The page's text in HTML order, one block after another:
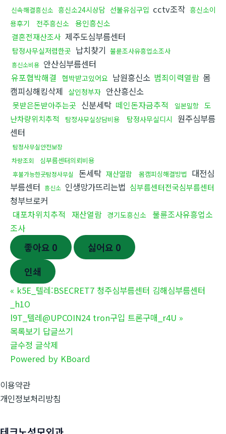
신속해결흥신소 흥신소24시상담 선불유심구입 cctv조작 흥신소이
용후기
전주흥신소 용인흥신소
결혼전재산조사 제주도심부름센터
탐정사무실저렴한곳 납치찾기 불륜조사유흥업소조사
흥신소비용 안산심부름센터
유포협박해결
협박받고있어요 남원흥신소 범죄이력열람 몸
캠피싱해킹삭제 살인청부자 안산흥신소
못받은돈받아주는곳 신분세탁 떼인돈자금추적 일본밀항 도
난차량위치추적
탐정사무실상담비용 탐정사무실디시
원주심부름
센터
탐정사무실안전보장
차량조회
심부름센터의뢰비용
후불가능한곳탐정사무실 돈세탁 재산열람 몸캠피싱해결방법
대전심
부름센터 흥신소 인생망가뜨리는법 심부름센터전국심부름센터
청부브로커
대포차위치추적 재산열람 경기도흥신소
불륜조사유흥업소
조사
좋아요 0 싫어요 0
인쇄
« k5E_텔레:BSECRET7 청주심부름센터 김해심부름센터
_h1O
l9T_텔레@UPCOIN24 tron구입 트론구매_r4U »
목록보기 답글쓰기
글수정 글삭제
Powered by KBoard
이용약관
개인정보처리방침